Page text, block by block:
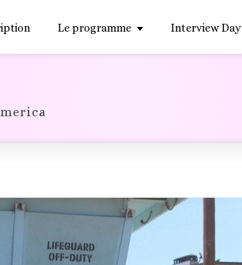
Le programme Interview Day